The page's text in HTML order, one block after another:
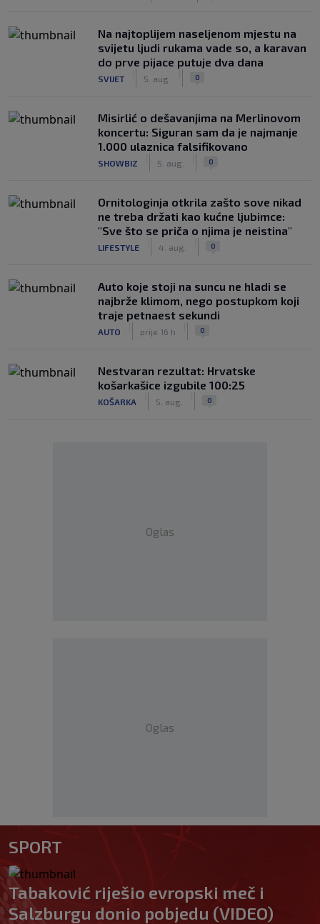
Na najtoplijem naseljenom mjestu na
svijetu ljudi rukama vade so, a karavan
do prve pijace putuje dva dana
SVIJET 5. aug. 0
Misirlić o dešavanjima na Merlinovom
koncertu: Siguran sam da je najmanje
1.000 ulaznica falsifikovano
SHOWBIZ 5. aug. 0
Ornitologinja otkrila zašto sove nikad
ne treba držati kao kućne ljubimce:
"Sve što se priča o njima je neistina"
LIFESTYLE 4. aug. 0
Auto koje stoji na suncu ne hladi se
najbrže klimom, nego postupkom koji
traje petnaest sekundi
AUTO prije 16 h 0
Nestvaran rezultat: Hrvatske
košarkašice izgubile 100:25
KOŠARKA 5. aug. 0
Oglas
Oglas
SPORT
Tabaković riješio evropski meč i
Salzburgu donio pobjedu (VIDEO)